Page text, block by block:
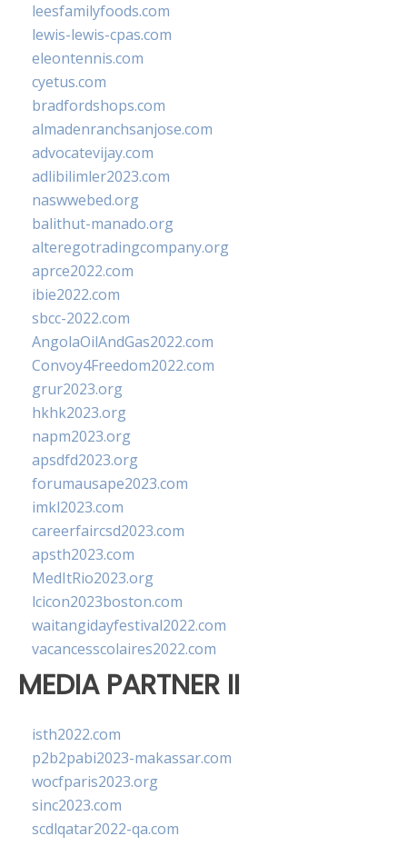
leesfamilyfoods.com
lewis-lewis-cpas.com
eleontennis.com
cyetus.com
bradfordshops.com
almadenranchsanjose.com
advocatevijay.com
adlibilimler2023.com
naswwebed.org
balithut-manado.org
alteregotradingcompany.org
aprce2022.com
ibie2022.com
sbcc-2022.com
AngolaOilAndGas2022.com
Convoy4Freedom2022.com
grur2023.org
hkhk2023.org
napm2023.org
apsdfd2023.org
forumausape2023.com
imkl2023.com
careerfaircsd2023.com
apsth2023.com
MedItRio2023.org
lcicon2023boston.com
waitangidayfestival2022.com
vacancesscolaires2022.com
MEDIA PARTNER II
isth2022.com
p2b2pabi2023-makassar.com
wocfparis2023.org
sinc2023.com
scdlqatar2022-qa.com